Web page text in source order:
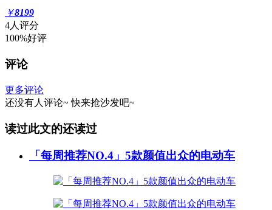
￥8199
4人评分
100%好评
评论
更多评论
还没有人评论~ 快来抢沙发吧~
读过此文的还读过
「每周推荐NO.4」5款颜值出众的电动车